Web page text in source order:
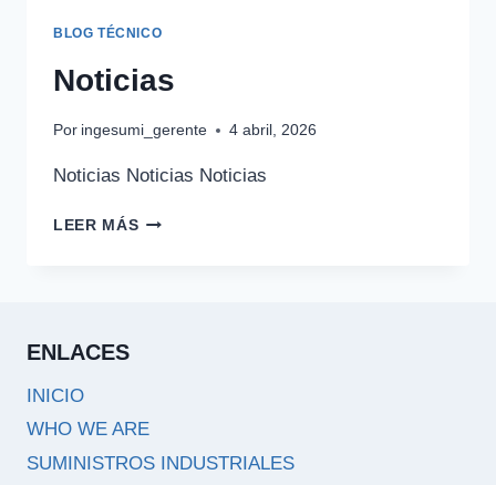
BLOG TÉCNICO
Noticias
Por ingesumi_gerente 4 abril, 2026
Noticias Noticias Noticias
LEER MÁSNOTICIAS
ENLACES
INICIO
WHO WE ARE
SUMINISTROS INDUSTRIALES